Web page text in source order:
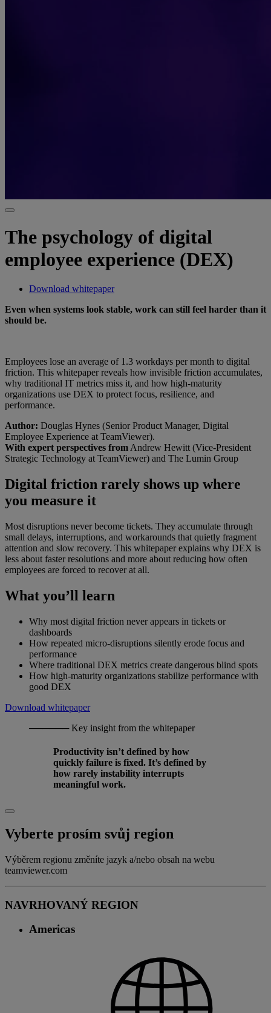
The psychology of digital
employee experience (DEX)
Download whitepaper
Even when systems look stable, work can still feel harder than it
should be.
Employees lose an average of 1.3 workdays per month to digital
friction. This whitepaper reveals how invisible friction accumulates,
why traditional IT metrics miss it, and how high-maturity
organizations use DEX to protect focus, resilience, and
performance.
Author: Douglas Hynes (Senior Product Manager, Digital
Employee Experience at TeamViewer).
With expert perspectives from Andrew Hewitt (Vice-President
Strategic Technology at TeamViewer) and The Lumin Group
Digital friction rarely shows up where
you measure it
Most disruptions never become tickets. They accumulate through
small delays, interruptions, and workarounds that quietly fragment
attention and slow recovery. This whitepaper explains why DEX is
less about faster resolutions and more about reducing how often
employees are forced to recover at all.
What you’ll learn
Why most digital friction never appears in tickets or
dashboards
How repeated micro-disruptions silently erode focus and
performance
Where traditional DEX metrics create dangerous blind spots
How high-maturity organizations stabilize performance with
good DEX
Download whitepaper
────── Key insight from the whitepaper
Productivity isn’t defined by how
quickly failure is fixed. It’s defined by
how rarely instability interrupts
meaningful work.
Vyberte prosím svůj region
Výběrem regionu změníte jazyk a/nebo obsah na webu
teamviewer.com
NAVRHOVANÝ REGION
Americas